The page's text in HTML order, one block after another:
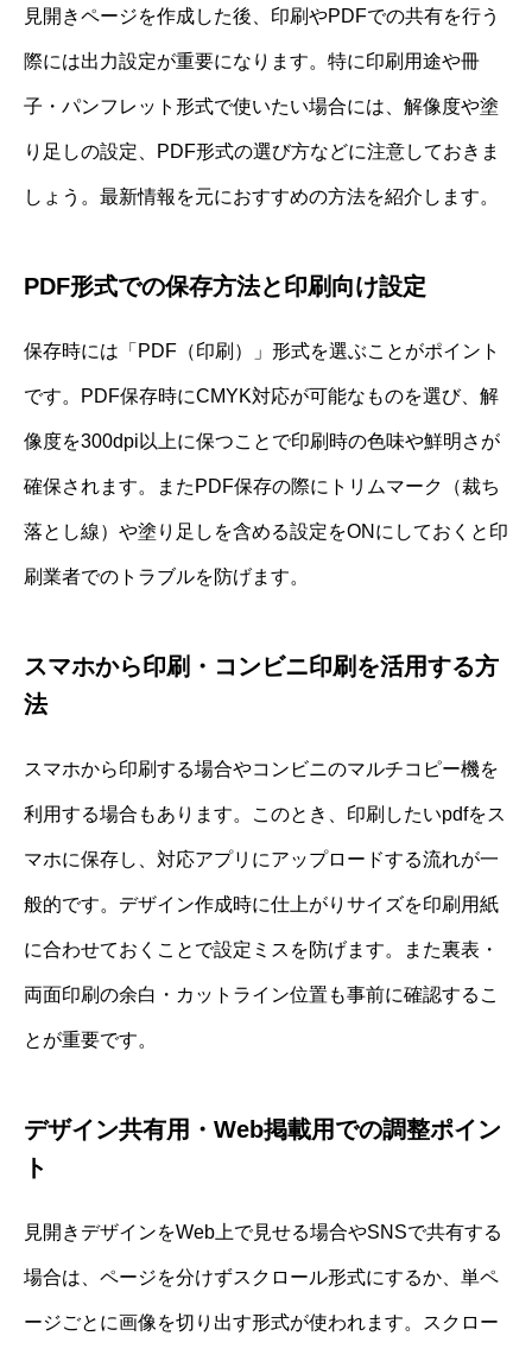
見開きページを作成した後、印刷やPDFでの共有を行う
際には出力設定が重要になります。特に印刷用途や冊
子・パンフレット形式で使いたい場合には、解像度や塗
り足しの設定、PDF形式の選び方などに注意しておきま
しょう。最新情報を元におすすめの方法を紹介します。
PDF形式での保存方法と印刷向け設定
保存時には「PDF（印刷）」形式を選ぶことがポイント
です。PDF保存時にCMYK対応が可能なものを選び、解
像度を300dpi以上に保つことで印刷時の色味や鮮明さが
確保されます。またPDF保存の際にトリムマーク（裁ち
落とし線）や塗り足しを含める設定をONにしておくと印
刷業者でのトラブルを防げます。
スマホから印刷・コンビニ印刷を活用する方
法
スマホから印刷する場合やコンビニのマルチコピー機を
利用する場合もあります。このとき、印刷したいpdfをス
マホに保存し、対応アプリにアップロードする流れが一
般的です。デザイン作成時に仕上がりサイズを印刷用紙
に合わせておくことで設定ミスを防げます。また裏表・
両面印刷の余白・カットライン位置も事前に確認するこ
とが重要です。
デザイン共有用・Web掲載用での調整ポイン
ト
見開きデザインをWeb上で見せる場合やSNSで共有する
場合は、ページを分けずスクロール形式にするか、単ペ
ージごとに画像を切り出す形式が使われます。スクロー